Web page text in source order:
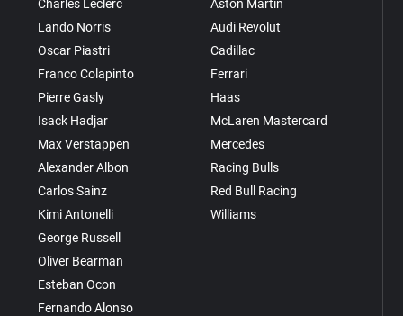
Charles Leclerc
Lando Norris
Oscar Piastri
Franco Colapinto
Pierre Gasly
Isack Hadjar
Max Verstappen
Alexander Albon
Carlos Sainz
Kimi Antonelli
George Russell
Oliver Bearman
Esteban Ocon
Fernando Alonso
Aston Martin
Audi Revolut
Cadillac
Ferrari
Haas
McLaren Mastercard
Mercedes
Racing Bulls
Red Bull Racing
Williams